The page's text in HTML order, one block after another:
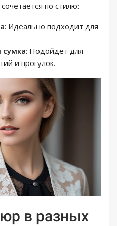
по стилю:
: Идеально подходит для
: Подойдет для
и прогулок.
в разных